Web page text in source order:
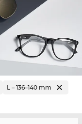
L – 136–140 mm